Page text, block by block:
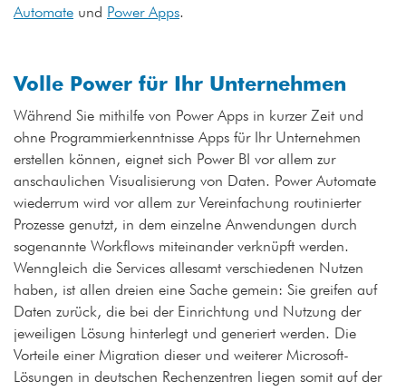
Automate und Power Apps.
Volle Power für Ihr Unternehmen
Während Sie mithilfe von Power Apps in kurzer Zeit und
ohne Programmierkenntnisse Apps für Ihr Unternehmen
erstellen können, eignet sich Power BI vor allem zur
anschaulichen Visualisierung von Daten. Power Automate
wiederrum wird vor allem zur Vereinfachung routinierter
Prozesse genutzt, in dem einzelne Anwendungen durch
sogenannte Workflows miteinander verknüpft werden.
Wenngleich die Services allesamt verschiedenen Nutzen
haben, ist allen dreien eine Sache gemein: Sie greifen auf
Daten zurück, die bei der Einrichtung und Nutzung der
jeweiligen Lösung hinterlegt und generiert werden. Die
Vorteile einer Migration dieser und weiterer Microsoft-
Lösungen in deutschen Rechenzentren liegen somit auf der